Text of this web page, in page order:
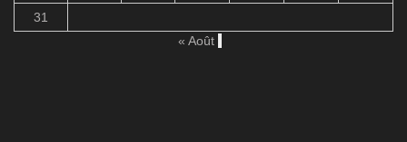
31
« Août